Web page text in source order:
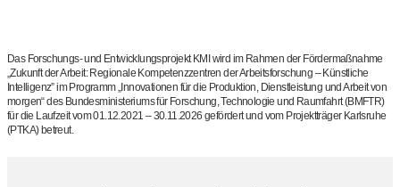
Das Forschungs- und Entwicklungsprojekt KMI wird im Rahmen der Fördermaßnahme
„Zukunft der Arbeit: Regionale Kompetenzzentren der Arbeitsforschung – Künstliche
Intelligenz” im Programm „Innovationen für die Produktion, Dienstleistung und Arbeit von
morgen“ des Bundesministeriums für Forschung, Technologie und Raumfahrt (BMFTR)
für die Laufzeit vom 01.12.2021 – 30.11.2026 gefördert und vom Projektträger Karlsruhe
(PTKA) betreut.